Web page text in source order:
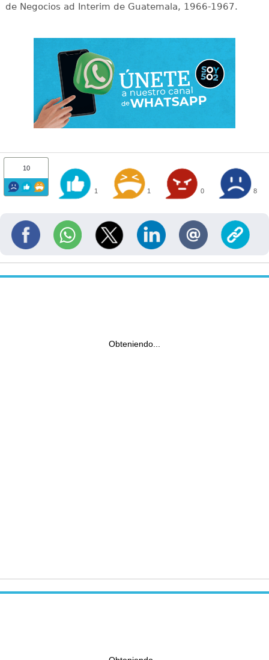
de Negocios ad Interim de Guatemala, 1966-1967.
10
1 1 0 8
Obteniendo...